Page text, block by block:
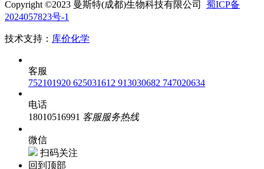
Copyright ©2023 曼斯特(成都)生物科技有限公司 蜀ICP备
2024057823号-1
技术支持： 库价化学
客服
752101920 625031612 913030682 747020634
电话
18010516991 客服服务热线
微信
扫码关注
回到顶部